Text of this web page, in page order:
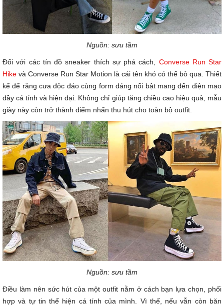
Nguồn: sưu tầm
Đối với các tín đồ sneaker thích sự phá cách, Converse Run Star
Hike và Converse Run Star Motion là cái tên khó có thể bỏ qua. Thiết
kế đế răng cưa độc đáo cùng form dáng nổi bật mang đến diện mạo
đầy cá tính và hiện đại. Không chỉ giúp tăng chiều cao hiệu quả, mẫu
giày này còn trở thành điểm nhấn thu hút cho toàn bộ outfit.
Nguồn: sưu tầm
Điều làm nên sức hút của một outfit nằm ở cách bạn lựa chọn, phối
hợp và tự tin thể hiện cá tính của mình. Vì thế, nếu vẫn còn băn